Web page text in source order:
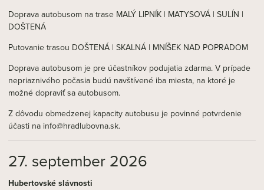
Doprava autobusom na trase MALÝ LIPNÍK | MATYSOVÁ | SULÍN |
DOŠTENÁ
Putovanie trasou DOŠTENÁ | SKALNÁ | MNÍŠEK NAD POPRADOM
Doprava autobusom je pre účastníkov podujatia zdarma. V prípade
nepriaznivého počasia budú navštívené iba miesta, na ktoré je
možné dopraviť sa autobusom.
Z dôvodu obmedzenej kapacity autobusu je povinné potvrdenie
účasti na info@hradlubovna.sk.
27. september 2026
Hubertovské slávnosti